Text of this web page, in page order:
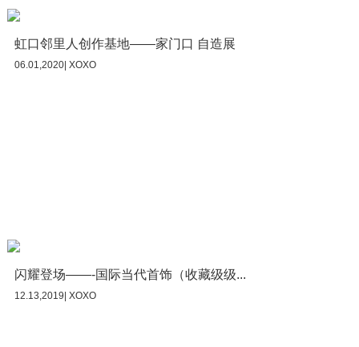
虹口邻里人创作基地——家门口 自造展
06.01,2020| XOXO
闪耀登场——-国际当代首饰（收藏级级...
12.13,2019| XOXO